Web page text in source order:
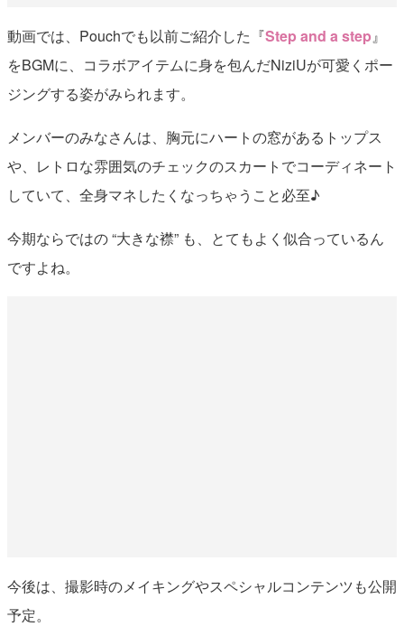
動画では、Pouchでも以前ご紹介した『Step and a step』
をBGMに、コラボアイテムに身を包んだNiziUが可愛くポー
ジングする姿がみられます。
メンバーのみなさんは、胸元にハートの窓があるトップス
や、レトロな雰囲気のチェックのスカートでコーディネート
していて、全身マネしたくなっちゃうこと必至♪
今期ならではの “大きな襟” も、とてもよく似合っているん
ですよね。
今後は、撮影時のメイキングやスペシャルコンテンツも公開
予定。